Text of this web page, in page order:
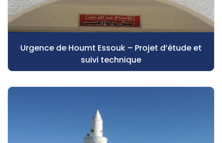
Urgence de Houmt Essouk – Projet d’étude et
suivi technique